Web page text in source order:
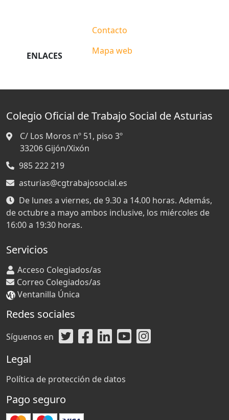
ENLACES
Contacto
Mapa web
Colegio Oficial de Trabajo Social de Asturias
C/ Los Moros nº 51, piso 3º
33206 Gijón/Xixón
985 222 219
asturias@cgtrabajosocial.es
De lunes a viernes, de 9.30 a 14.00 horas. Además,
de octubre a mayo ambos inclusive, los miércoles de
16:00 a 19:30 horas.
Servicios
Acceso Colegiados/as
Correo Colegiados/as
Ventanilla Única
Redes sociales
Síguenos en
Legal
Política de protección de datos
Pago seguro